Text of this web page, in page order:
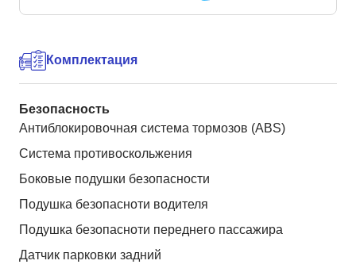
Комплектация
Безопасность
Антиблокировочная система тормозов (ABS)
Система противоскольжения
Боковые подушки безопасности
Подушка безопасноти водителя
Подушка безопасноти переднего пассажира
Датчик парковки задний